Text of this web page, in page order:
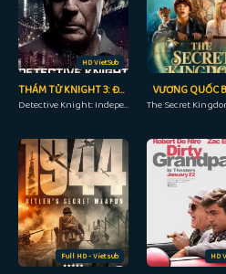
HD VietSub
THÁM TỬ KNIGHT 3: ĐỘC LẬP
Detective Knight: Independence (2023)
VƯƠNG QUỐC
Full HD - Vietsub HD